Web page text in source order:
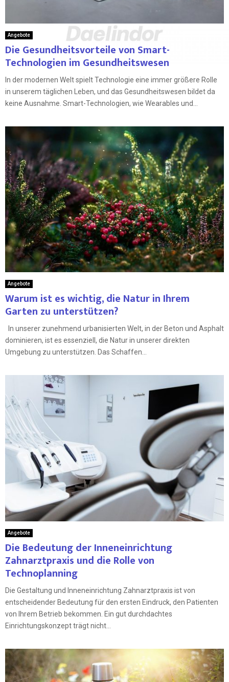
Angebote
Die Gesundheitsvorteile von Smart-
Technologien im Gesundheitswesen
In der modernen Welt spielt Technologie eine immer größere Rolle
in unserem täglichen Leben, und das Gesundheitswesen bildet da
keine Ausnahme. Smart-Technologien, wie Wearables und...
Angebote
Warum ist es wichtig, die Natur in Ihrem
Garten zu unterstützen?
In unserer zunehmend urbanisierten Welt, in der Beton und Asphalt
dominieren, ist es essenziell, die Natur in unserer direkten
Umgebung zu unterstützen. Das Schaffen...
Angebote
Die Bedeutung der Inneneinrichtung
Zahnarztpraxis und die Rolle von
Technoplanning
Die Gestaltung und Inneneinrichtung Zahnarztpraxis ist von
entscheidender Bedeutung für den ersten Eindruck, den Patienten
von Ihrem Betrieb bekommen. Ein gut durchdachtes
Einrichtungskonzept trägt nicht...